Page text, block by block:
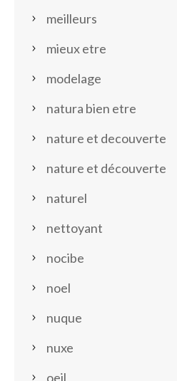
meilleurs
mieux etre
modelage
natura bien etre
nature et decouverte
nature et découverte
naturel
nettoyant
nocibe
noel
nuque
nuxe
oeil